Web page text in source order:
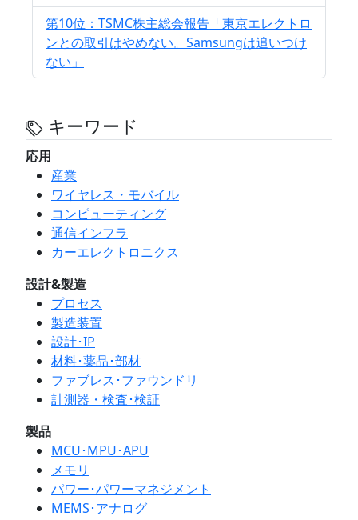
第10位：TSMC株主総会報告「東京エレクトロ
ンとの取引はやめない。Samsungは追いつけ
ない」
キーワード
応用
産業
ワイヤレス・モバイル
コンピューティング
通信インフラ
カーエレクトロニクス
設計&製造
プロセス
製造装置
設計･IP
材料･薬品･部材
ファブレス･ファウンドリ
計測器・検査･検証
製品
MCU･MPU･APU
メモリ
パワー･パワーマネジメント
MEMS･アナログ